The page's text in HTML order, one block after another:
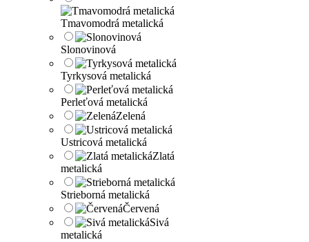
Tmavomodrá metalická
Slonovinová
Tyrkysová metalická
Perleťová metalická
Zelená
Ustricová metalická
Zlatá
metalická
Strieborná metalická
Červená
Sivá
metalická